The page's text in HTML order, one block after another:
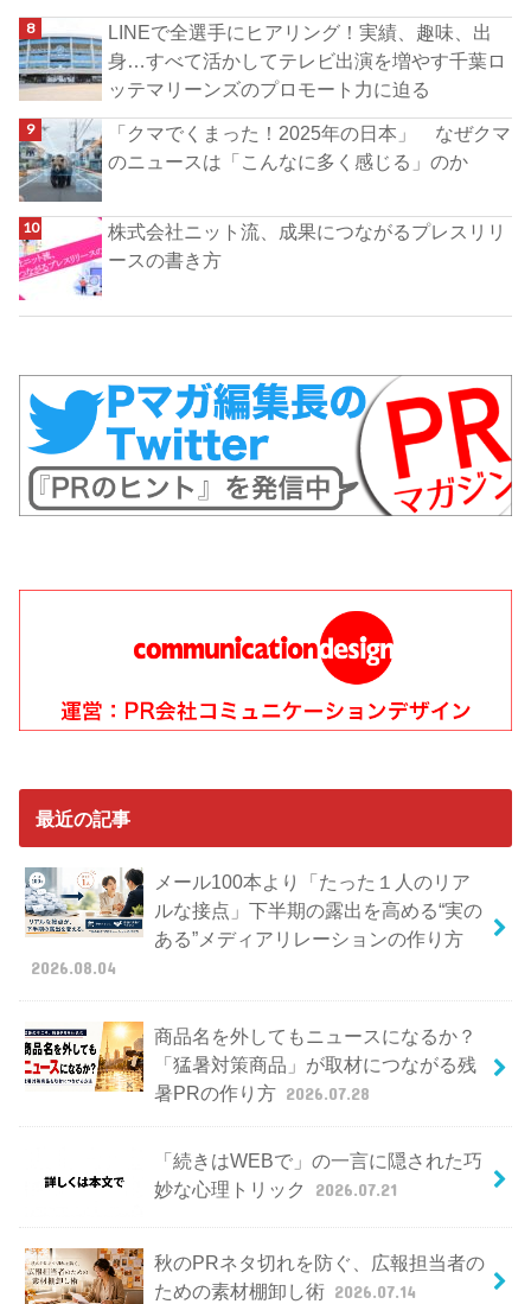
LINEで全選手にヒアリング！実績、趣味、出
身…すべて活かしてテレビ出演を増やす千葉ロ
ッテマリーンズのプロモート力に迫る
「クマでくまった！2025年の日本」 なぜクマ
のニュースは「こんなに多く感じる」のか
株式会社ニット流、成果につながるプレスリリ
ースの書き方
最近の記事
メール100本より「たった１人のリア
ルな接点」下半期の露出を高める“実の
ある”メディアリレーションの作り方
2026.08.04
商品名を外してもニュースになるか？
「猛暑対策商品」が取材につながる残
暑PRの作り方 2026.07.28
「続きはWEBで」の一言に隠された巧
妙な心理トリック
2026.07.21
秋のPRネタ切れを防ぐ、広報担当者の
ための素材棚卸し術 2026.07.14